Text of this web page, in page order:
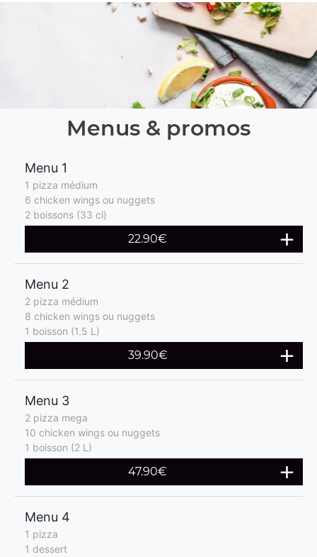
Menus & promos
Menu 1
1 pizza médium
6 chicken wings ou nuggets
2 boissons (33 cl)
22.90€
Menu 2
2 pizza médium
8 chicken wings ou nuggets
1 boisson (1.5 L)
39.90€
Menu 3
2 pizza mega
10 chicken wings ou nuggets
1 boisson (2 L)
47.90€
Menu 4
1 pizza
1 dessert